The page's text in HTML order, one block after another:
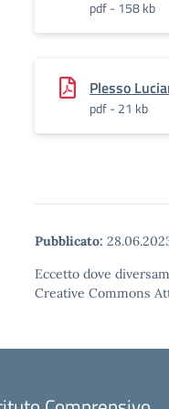
pdf - 158 kb
Plesso
pdf - 21 kb
Pubblicato:
Eccetto dove
Creative Commons